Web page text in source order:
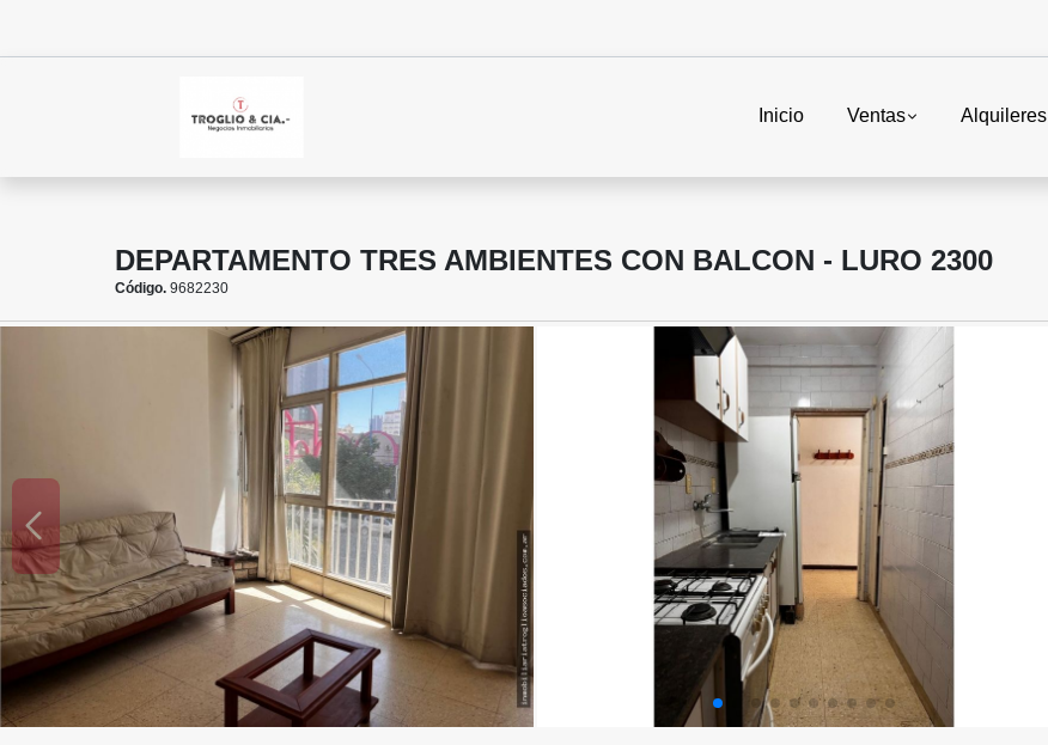
Inicio Ventas Alquileres
DEPARTAMENTO TRES AMBIENTES CON BALCON - LURO 2300
Código. 9682230